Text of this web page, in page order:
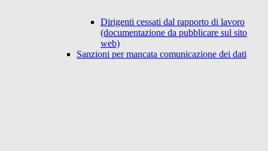
Dirigenti cessati dal rapporto di lavoro
(documentazione da pubblicare sul sito
web)
Sanzioni per mancata comunicazione dei dati